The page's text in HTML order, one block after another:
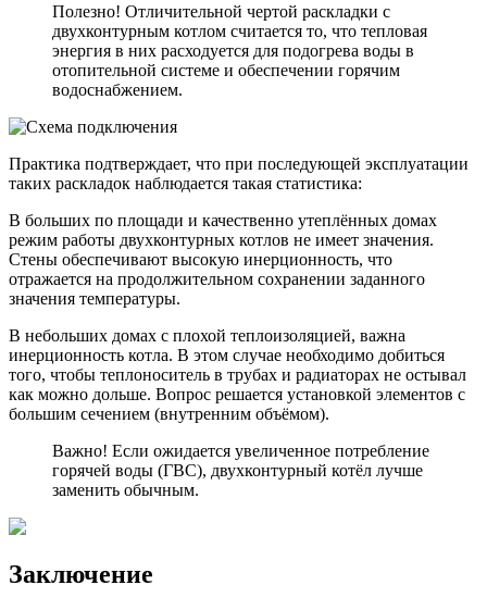
Полезно! Отличительной чертой раскладки с
двухконтурным котлом считается то, что тепловая
энергия в них расходуется для подогрева воды в
отопительной системе и обеспечении горячим
водоснабжением.
Практика подтверждает, что при последующей эксплуатации
таких раскладок наблюдается такая статистика:
В больших по площади и качественно утеплённых домах
режим работы двухконтурных котлов не имеет значения.
Стены обеспечивают высокую инерционность, что
отражается на продолжительном сохранении заданного
значения температуры.
В небольших домах с плохой теплоизоляцией, важна
инерционность котла. В этом случае необходимо добиться
того, чтобы теплоноситель в трубах и радиаторах не остывал
как можно дольше. Вопрос решается установкой элементов с
большим сечением (внутренним объёмом).
Важно! Если ожидается увеличенное потребление
горячей воды (ГВС), двухконтурный котёл лучше
заменить обычным.
Заключение